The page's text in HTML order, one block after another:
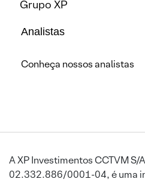
Grupo XP
Analistas
Conheça nossos analistas
A XP Investimentos CCTVM S/
02.332.886/0001-04, é uma